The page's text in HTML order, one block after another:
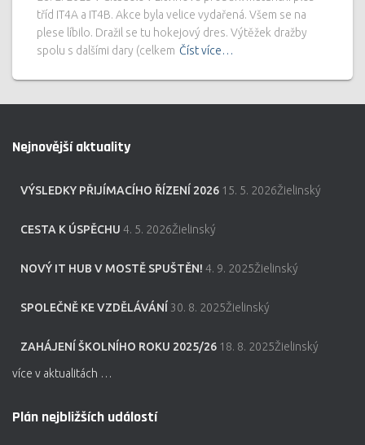
tříd IT4A a IT4B. Akce byla velice vydařená. Všem se na
plese líbilo. Dražil se tu hokejový dres. Výtěžek dražby
spolu s dalšími dary (celkem Číst více…
Nejnovější aktuality
VÝSLEDKY PŘIJÍMACÍHO ŘÍZENÍ 2026 15. 5. 2026Žielinský
CESTA K ÚSPĚCHU 4. 5. 2026Žielinský
NOVÝ IT HUB V MOSTĚ SPUŠTĚN! 4. 9. 2025Žielinský
SPOLEČNĚ KE VZDĚLÁVÁNÍ 30. 8. 2025Žielinský
ZAHÁJENÍ ŠKOLNÍHO ROKU 2025/26 18. 8. 2025Žielinský
více v aktualitách …
Plán nejbližších událostí